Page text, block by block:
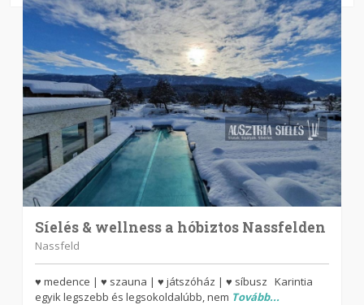
Síelés & wellness a hóbiztos Nassfelden
Nassfeld
♥ medence | ♥ szauna | ♥ játszóház | ♥ síbusz Karintia
egyik legszebb és legsokoldalúbb, nem Tovább...